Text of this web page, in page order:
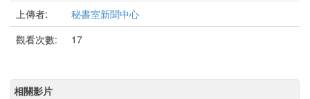
上傳者:
秘書室新聞中心
觀看次數:
17
相關影片